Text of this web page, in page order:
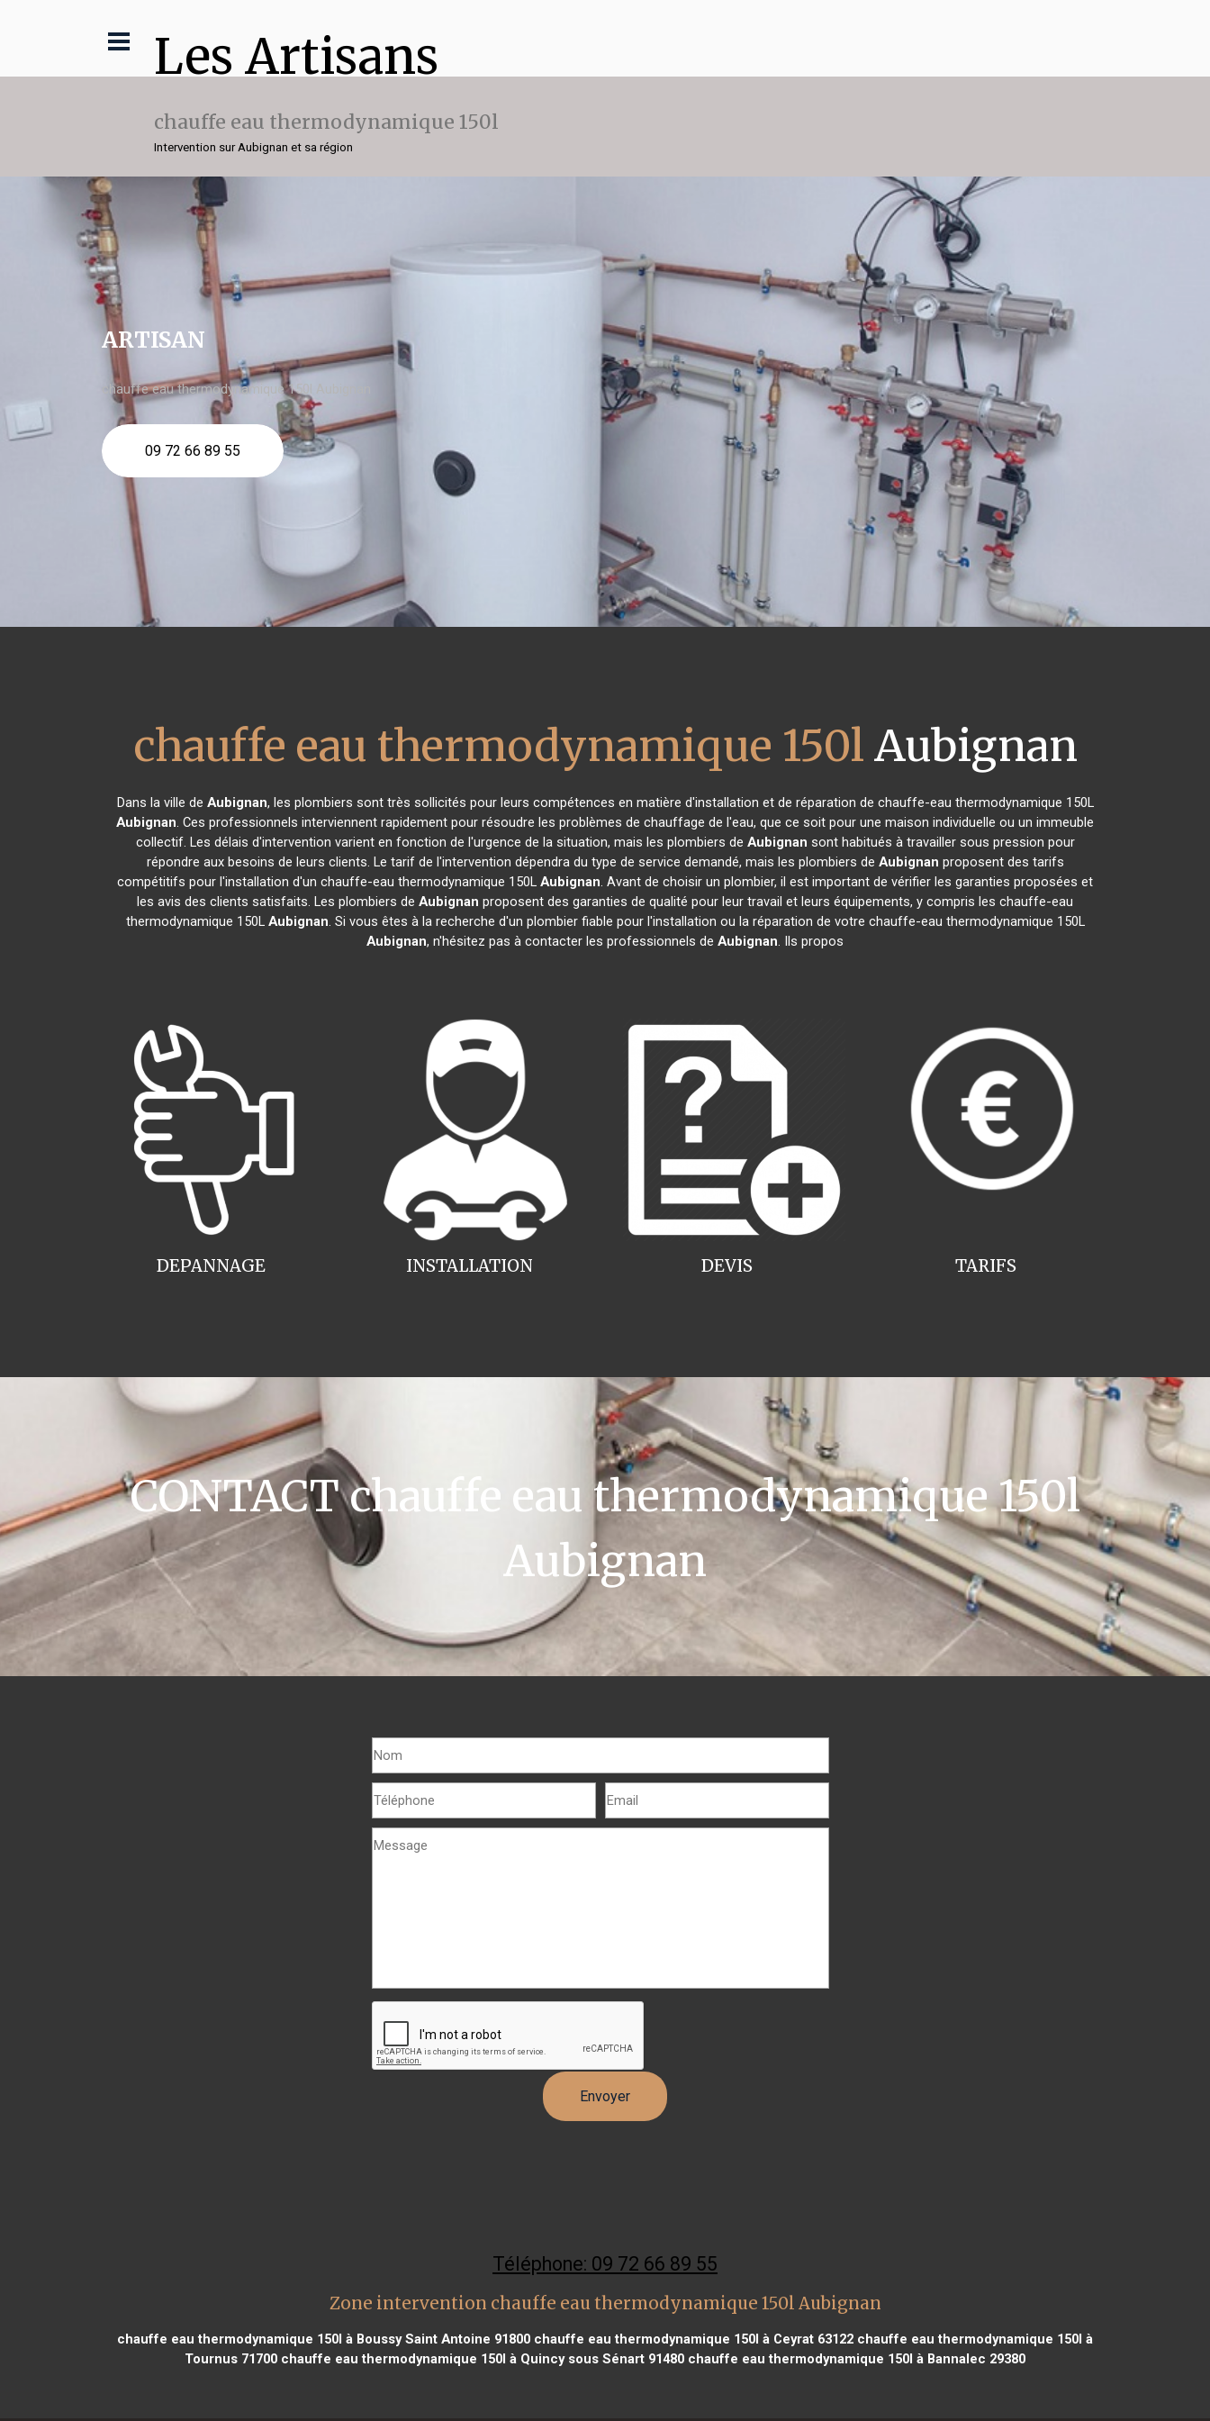
Les Artisans
chauffe eau thermodynamique 150l
Intervention sur Aubignan et sa région
ARTISAN
chauffe eau thermodynamique 150l Aubignan
09 72 66 89 55
chauffe eau thermodynamique 150l Aubignan
Dans la ville de Aubignan, les plombiers sont très sollicités pour leurs compétences en matière d'installation et de réparation de chauffe-eau thermodynamique 150L
Aubignan. Ces professionnels interviennent rapidement pour résoudre les problèmes de chauffage de l'eau, que ce soit pour une maison individuelle ou un immeuble
collectif. Les délais d'intervention varient en fonction de l'urgence de la situation, mais les plombiers de Aubignan sont habitués à travailler sous pression pour
répondre aux besoins de leurs clients. Le tarif de l'intervention dépendra du type de service demandé, mais les plombiers de Aubignan proposent des tarifs
compétitifs pour l'installation d'un chauffe-eau thermodynamique 150L Aubignan. Avant de choisir un plombier, il est important de vérifier les garanties proposées et
les avis des clients satisfaits. Les plombiers de Aubignan proposent des garanties de qualité pour leur travail et leurs équipements, y compris les chauffe-eau
thermodynamique 150L Aubignan. Si vous êtes à la recherche d'un plombier fiable pour l'installation ou la réparation de votre chauffe-eau thermodynamique 150L
Aubignan, n'hésitez pas à contacter les professionnels de Aubignan. Ils propos
INSTALLATION
DEPANNAGE TARIFS
DEVIS
CONTACT chauffe eau thermodynamique 150l
Aubignan
Téléphone: 09 72 66 89 55
Zone intervention chauffe eau thermodynamique 150l Aubignan
chauffe eau thermodynamique 150l à Boussy Saint Antoine 91800 chauffe eau thermodynamique 150l à Ceyrat 63122 chauffe eau thermodynamique 150l à
Tournus 71700 chauffe eau thermodynamique 150l à Quincy sous Sénart 91480 chauffe eau thermodynamique 150l à Bannalec 29380